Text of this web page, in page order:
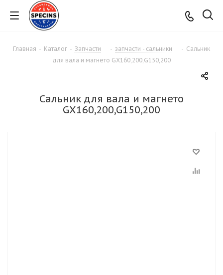
Главная - Каталог - Запчасти - запчасти - сальники - Сальник
для вала и магнето GX160,200,G150,200
Сальник для вала и магнето
GX160,200,G150,200